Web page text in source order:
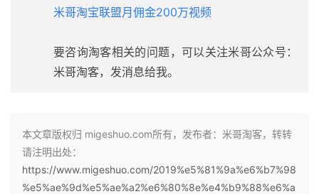
米哥淘宝联盟月佣金200万视频
要咨询淘客相关的问题，可以关注米哥公众号：
米哥淘客，发消息给我。
本文章版权归 migeshuo.com所有，发布者：米哥淘客，转转
请注明出处：
https://www.migeshuo.com/2019%e5%81%9a%e6%b7%98
%e5%ae%9d%e5%ae%a2%e6%80%8e%e4%b9%88%e6%a